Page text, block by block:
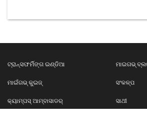
ଟ୍ରାନ୍ସଫର୍ମିଙ୍ଗ ଇଣ୍ଡିଆ ମାଇଗଭ୍
ମାଇଁଗଭ୍ କୁଇଜ୍ ସଂକଳ୍ପ
କ୍ୟାମ୍ପସ୍‌ ଆମ୍ବାସାଡର୍‌ ସାଥୀ